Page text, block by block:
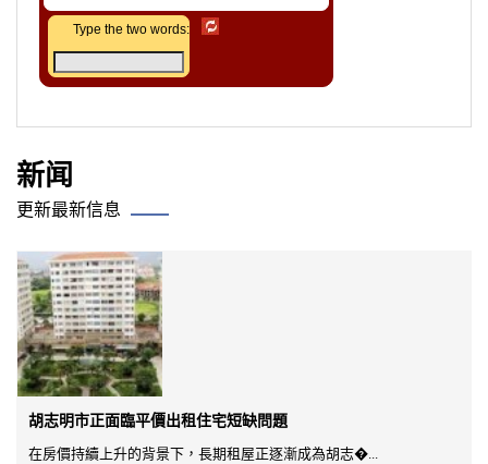
Type the two words:
新闻
更新最新信息
胡志明市正面臨平價出租住宅短缺問題
在房價持續上升的背景下，長期租屋正逐漸成為胡志�...